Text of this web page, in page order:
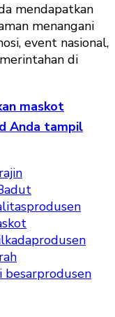
mendapatkan
menangani
event nasional,
di
maskot
Anda tampil
produsen
produsen
besarprodusen